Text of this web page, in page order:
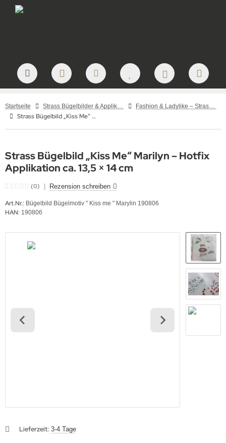
Startseite Strass Bügelbilder & Applikationen zum Aufbügeln Fashion & Ladylike – Strass Bügelbilder und Motive
Strass Bügelbild „Kiss Me“ Marilyn – Hotfix Applikation ca. 13,5 × 14 cm
Strass Bügelbild „Kiss Me“ Marilyn – Hotfix
Applikation ca. 13,5 × 14 cm
(0) Rezension schreiben
Art.Nr.: Bügelbild Bügelmotiv " Kiss me " Marylin 190806
HAN: 190806
Lieferzeit: 3-4 Tage